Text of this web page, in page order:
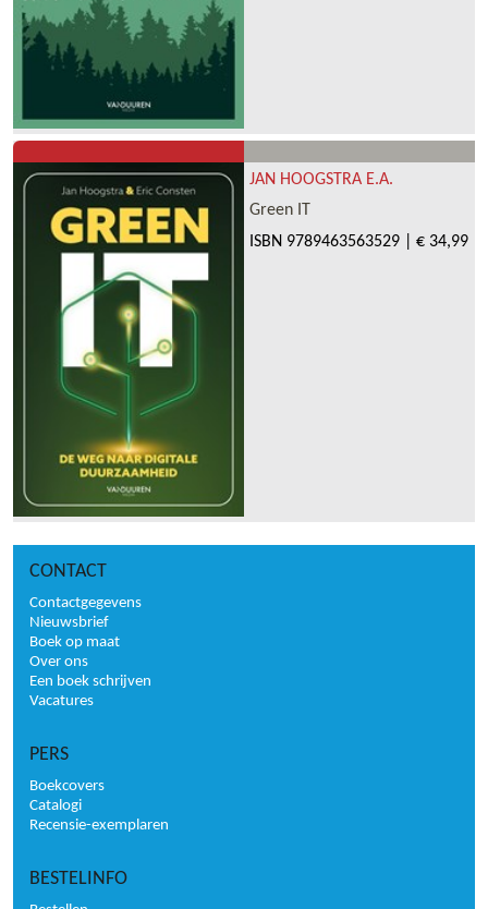
JAN HOOGSTRA E.A.
Green IT
ISBN 9789463563529 € 34,99
CONTACT
Contactgegevens
Nieuwsbrief
Boek op maat
Over ons
Een boek schrijven
Vacatures
PERS
Boekcovers
Catalogi
Recensie-exemplaren
BESTELINFO